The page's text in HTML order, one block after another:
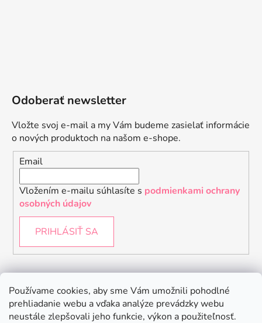
Používame cookies, aby sme Vám umožnili pohodlné
prehliadanie webu a vďaka analýze prevádzky webu
neustále zlepšovali jeho funkcie, výkon a použiteľnosť.
Odoberať newsletter
Vložte svoj e-mail a my Vám budeme zasielať informácie
o nových produktoch na našom e-shope.
Email
Vložením e-mailu súhlasíte s podmienkami ochrany
osobných údajov
PRIHLÁSIŤ SA
Instagram